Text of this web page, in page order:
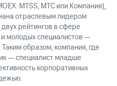
MTSS, МТС или Компания),
отраслевым лидером
рейтингов в сфере
молодых специалистов —
образом, компания, где
— специалист младше
корпоративных